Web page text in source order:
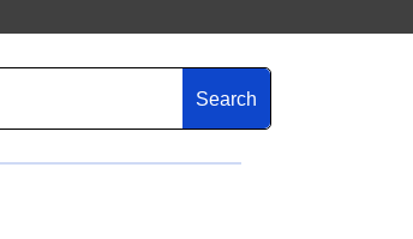
Search